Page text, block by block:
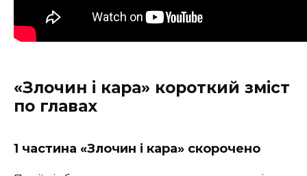
«Злочин і кара» короткий зміст
по главах
1 частина «Злочин і кара» скорочено